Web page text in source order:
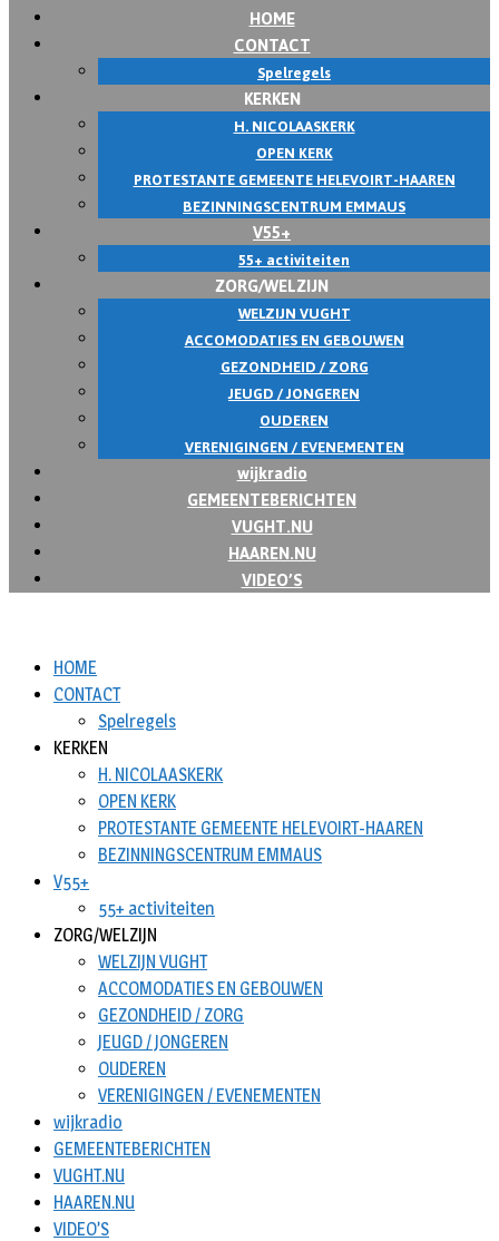
HOME
CONTACT
Spelregels
KERKEN
H. NICOLAASKERK
OPEN KERK
PROTESTANTE GEMEENTE HELEVOIRT-HAAREN
BEZINNINGSCENTRUM EMMAUS
V55+
55+ activiteiten
ZORG/WELZIJN
WELZIJN VUGHT
ACCOMODATIES EN GEBOUWEN
GEZONDHEID / ZORG
JEUGD / JONGEREN
OUDEREN
VERENIGINGEN / EVENEMENTEN
wijkradio
GEMEENTEBERICHTEN
VUGHT.NU
HAAREN.NU
VIDEO’S
HOME
CONTACT
Spelregels
KERKEN
H. NICOLAASKERK
OPEN KERK
PROTESTANTE GEMEENTE HELEVOIRT-HAAREN
BEZINNINGSCENTRUM EMMAUS
V55+
55+ activiteiten
ZORG/WELZIJN
WELZIJN VUGHT
ACCOMODATIES EN GEBOUWEN
GEZONDHEID / ZORG
JEUGD / JONGEREN
OUDEREN
VERENIGINGEN / EVENEMENTEN
wijkradio
GEMEENTEBERICHTEN
VUGHT.NU
HAAREN.NU
VIDEO’S